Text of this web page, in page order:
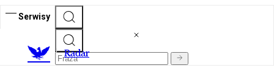
Serwisy
Radar